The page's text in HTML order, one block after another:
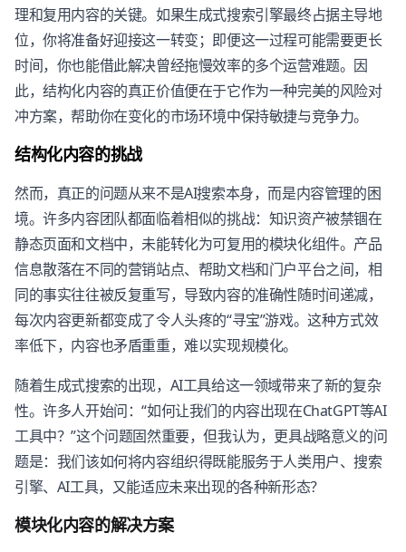
理和复用内容的关键。如果生成式搜索引擎最终占据主导地
位，你将准备好迎接这一转变；即便这一过程可能需要更长
时间，你也能借此解决曾经拖慢效率的多个运营难题。因
此，结构化内容的真正价值便在于它作为一种完美的风险对
冲方案，帮助你在变化的市场环境中保持敏捷与竞争力。
结构化内容的挑战
然而，真正的问题从来不是AI搜索本身，而是内容管理的困
境。许多内容团队都面临着相似的挑战：知识资产被禁锢在
静态页面和文档中，未能转化为可复用的模块化组件。产品
信息散落在不同的营销站点、帮助文档和门户平台之间，相
同的事实往往被反复重写，导致内容的准确性随时间递减，
每次内容更新都变成了令人头疼的“寻宝”游戏。这种方式效
率低下，内容也矛盾重重，难以实现规模化。
随着生成式搜索的出现，AI工具给这一领域带来了新的复杂
性。许多人开始问：“如何让我们的内容出现在ChatGPT等AI
工具中？”这个问题固然重要，但我认为，更具战略意义的问
题是：我们该如何将内容组织得既能服务于人类用户、搜索
引擎、AI工具，又能适应未来出现的各种新形态？
模块化内容的解决方案